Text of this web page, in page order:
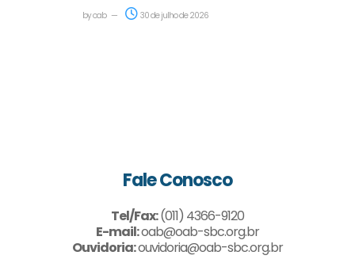
byoab 30 de julho de 2026
Fale Conosco
Tel/Fax:(011) 4366-9120
E-mail:oab@oab-sbc.org.br
Ouvidoria:ouvidoria@oab-sbc.org.br